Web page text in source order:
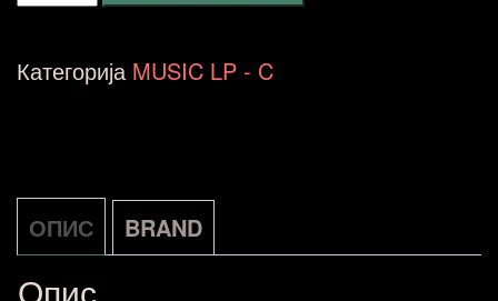
Radio
Lp+Cd-
Категорија MUSIC LP - C
ОПИС BRAND